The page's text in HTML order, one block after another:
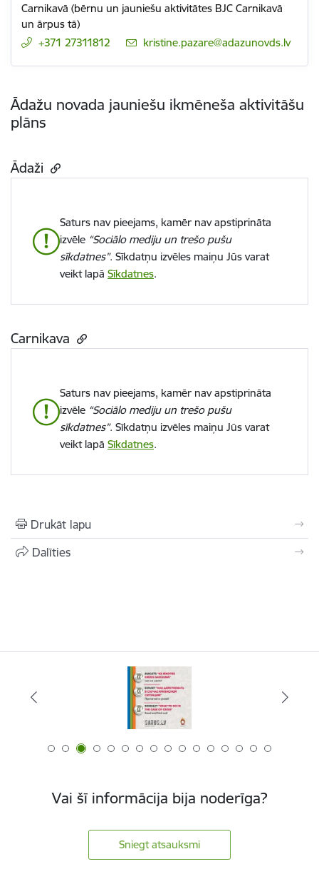
Carnikavā (bērnu un jauniešu aktivitātes BJC Carnikavā
un ārpus tā)
+371 27311812
E-pasts:
kristine.pazare@adazunovds.lv
Ādažu novada jauniešu ikmēneša aktivitāšu
plāns
Ādaži
Saturs nav pieejams, kamēr nav apstiprināta
izvēle “Sociālo mediju un trešo pušu
sīkdatnes”. Sīkdatņu izvēles maiņu Jūs varat
veikt lapā Sīkdatnes.
Carnikava
Saturs nav pieejams, kamēr nav apstiprināta
izvēle “Sociālo mediju un trešo pušu
sīkdatnes”. Sīkdatņu izvēles maiņu Jūs varat
veikt lapā Sīkdatnes.
Drukāt lapu
Dalīties
Vai šī informācija bija noderīga?
Sniegt atsauksmi